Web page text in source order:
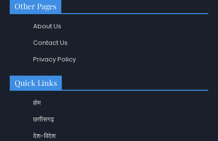
Other Pages
About Us
Contact Us
Privacy Policy
Quick Links
होम
छत्तीसगढ़
देश-विदेश